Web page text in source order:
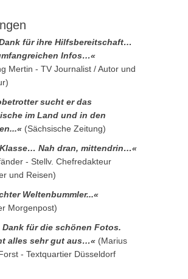
für ihre Hilfsbereitschaft…
Infos…«
Mertin - TV Journalist / Autor und
sucht er das
im Land und in den
(Sächsische Zeitung)
Nah dran, mittendrin…«
- Stellv. Chefredakteur
und Reisen)
Weltenbummler...«
Morgenpost)
Dank für die schönen Fotos.
alles sehr gut aus…« (Marius
- Textquartier Düsseldorf